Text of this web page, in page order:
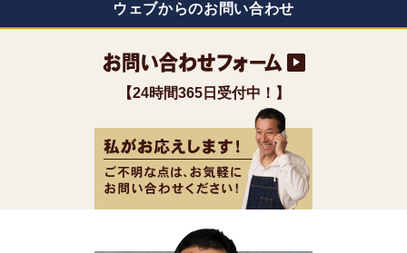
ウェブからのお問い合わせ
【24時間365日受付中！】